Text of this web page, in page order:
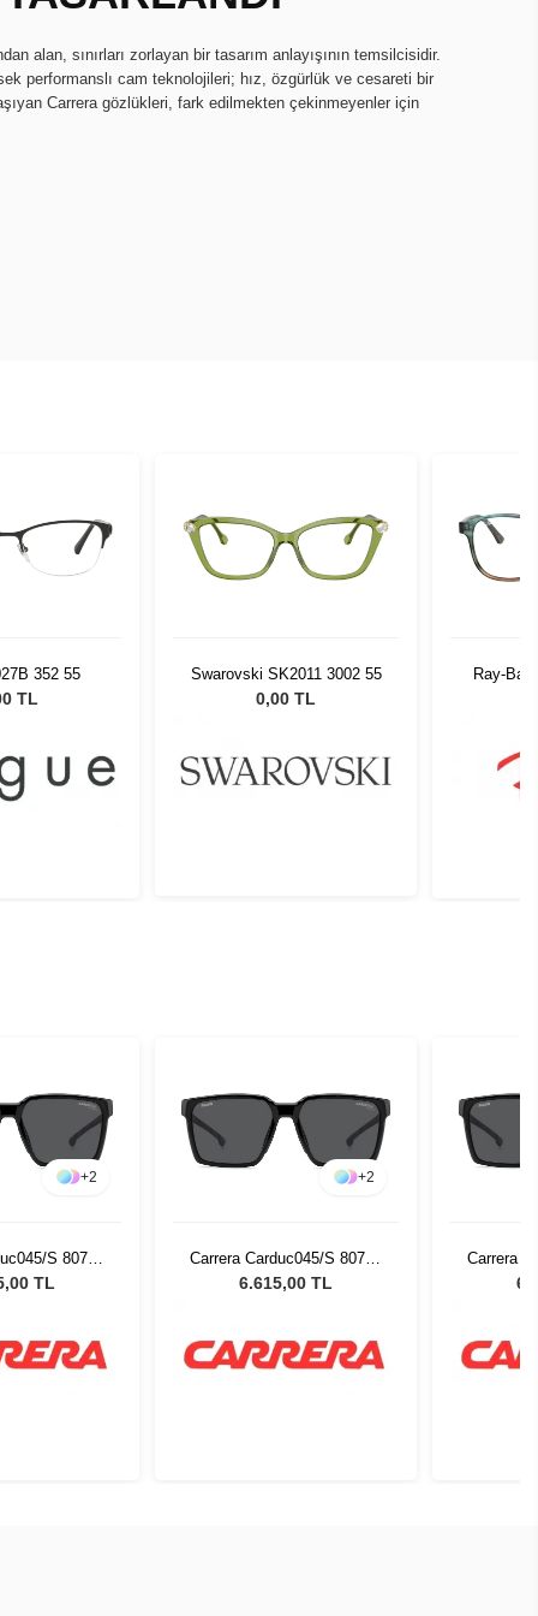
alan, sınırları zorlayan bir tasarım anlayışının temsilcisidir.
performanslı cam teknolojileri; hız, özgürlük ve cesareti bir
Carrera gözlükleri, fark edilmekten çekinmeyenler için
352 55
TL
Swarovski SK2011 3002 55
0,00 TL
Ray-
+2
S 80756
Gözlüğü
TL
+2
Carrera Carduc045/S 80756
Erkek Güneş Gözlüğü
6.615,00 TL
Carrera
Erkek